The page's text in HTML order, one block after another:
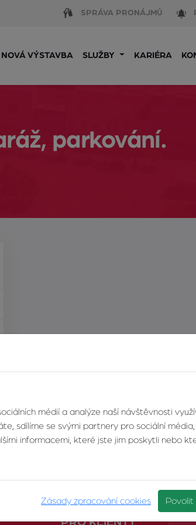
SPRÁVA PRONÁJMŮ
NOVÁ VÝSTAVBA SLUŽBY KARIÉRA
parkování.
PRO KLIENTY
médií a analýze naší návštěvnosti
sdílíme se svými partnery pro sociální
informacemi, které jste jim poskytli nebo
Zásady zpracování cookies Povolit